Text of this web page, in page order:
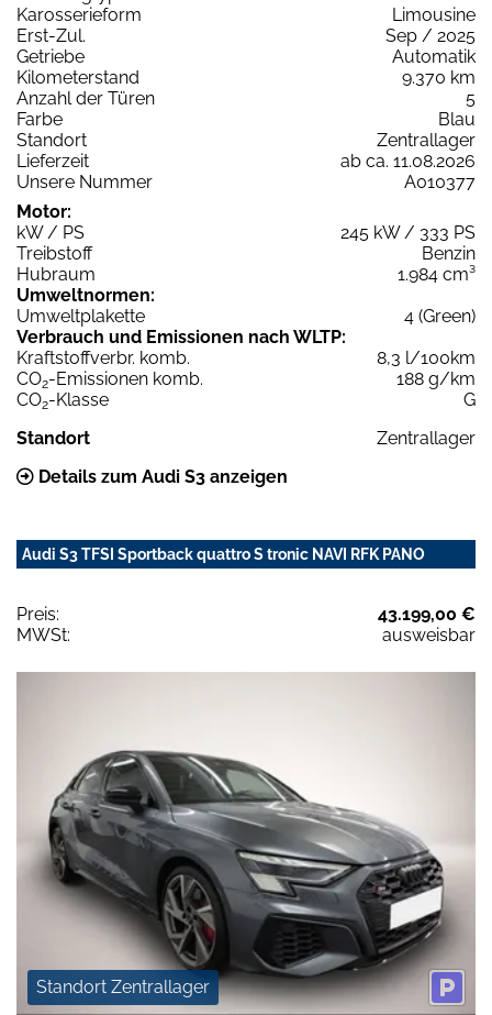
Karosserieform
Limousine
Erst-Zul.
Sep / 2025
Getriebe
Automatik
Kilometerstand
9.370 km
Anzahl der Türen
5
Farbe
Blau
Standort
Zentrallager
Lieferzeit
ab ca. 11.08.2026
Unsere Nummer
A010377
Motor:
kW / PS
245 kW / 333 PS
Treibstoff
Benzin
Hubraum
1.984 cm³
Umweltnormen:
Umweltplakette
4 (Green)
Verbrauch und Emissionen nach WLTP:
Kraftstoffverbr. komb.
8,3 l/100km
CO2-Emissionen komb.
188 g/km
CO2-Klasse
G
Standort
Zentrallager
Details zum Audi S3 anzeigen
Audi S3 TFSI Sportback quattro S tronic NAVI RFK PANO
Preis:
43.199,00 €
MWSt:
ausweisbar
Standort Zentrallager